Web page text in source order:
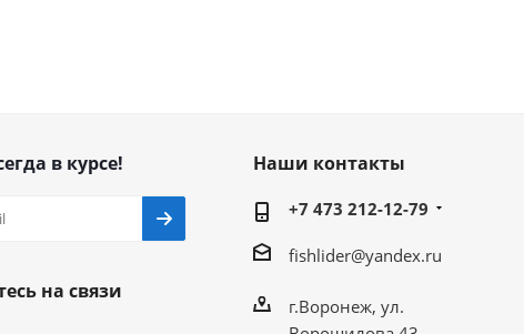
в курсе!
на связи
Наши контакты
+7 473 212-12-79
fishlider@yandex.ru
г.Воронеж, ул.